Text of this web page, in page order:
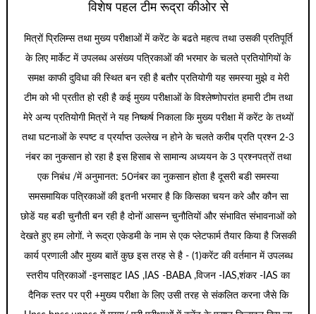
विशेष पहल टीम रूद्रा कीओर से
मित्रों प्रिलिम्स तथा मुख्य परीक्षाओं में करेंट के बढते महत्व तथा उसकी प्रतिपूर्ति
के लिए मार्केट में उपलब्ध असंख्य पत्रिकाओं की भरमार के चलते प्रतियोगियों के
समक्ष काफी दुविधा की स्थित बन रही है बतौर प्रतियोगी यह समस्या मुझे व मेरी
टीम को भी प्रतीत हो रही है कई मुख्य परीक्षाओं के विश्लेष्णोपरांत हमारी टीम तथा
मेरे अन्य प्रतियोगी मित्रों ने यह निष्कर्ष निकाला कि मुख्य परीक्षा में करेंट के तथ्यों
तथा घटनाओं के स्पष्ट व प्रर्याप्त उल्लेख न होने के चलते करीब प्रति प्रश्न 2-3
नंबर का नुकसान हो रहा है इस हिसाब से सामान्य अध्ययन के 3 प्रश्नपत्रों तथा
एक निबंध /में अनुमानत: 50नंबर का नुकसान होता है दूसरी बडी समस्या
समसमायिक पत्रिकाओं की इतनी भरमार है कि किसका चयन करे और कौन सा
छोडें यह बडी चुनौती बन रही है दोनों आसन्न चुनौतियों और संभावित संभावनाओं को
देखते हुए हम लोगों. ने रूद्रा एकेडमी के नाम से एक प्लेटफार्म तैयार किया है जिसकी
कार्य प्रणाली और मुख्य बातें कुछ इस तरह से है - (1)करेंट की वर्तमान में उपलब्ध
स्तरीय पत्रिकाओं -इनसाइट IAS ,IAS -BABA ,विजन -IAS,शंकर -IAS का
दैनिक स्तर पर प्री +मुख्य परीक्षा के लिए उसी तरह से संकलित करना जैसे कि